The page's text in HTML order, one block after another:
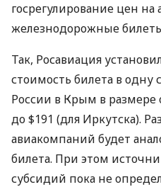
госрегулирование цен на
железнодорожные
Так, Росавиация
стоимость билета в одну
России в Крым в размере
до $191 (для Иркутска).
авиакомпаний будет
билета. При этом
субсидий пока не